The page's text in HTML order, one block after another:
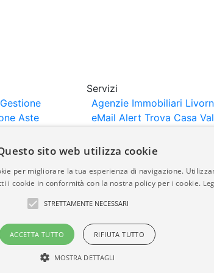
Gestione
Aste
Servizi
Agenzie Immobiliari
eMail Alert Trova Casa
pubblicati da agenzie immobiliari e
della completezza, della
sito web utilizza cookie
per migliorare la tua esperienza di navigazione.
i cookie in conformità con la nostra policy per i cookie.
STRETTAMENTE NECESSARI
ACCETTA TUTTO RIFIUTA TUTTO
MOSTRA DETTAGLI